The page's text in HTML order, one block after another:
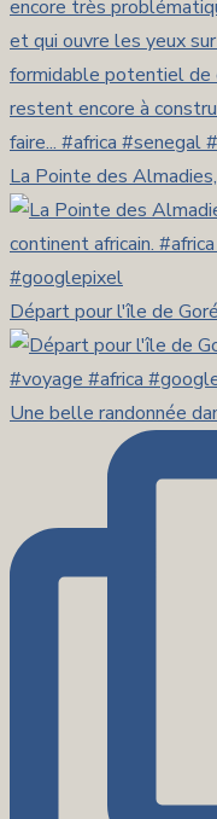
La Pointe des
Départ pour l'île de
Une belle randonnée